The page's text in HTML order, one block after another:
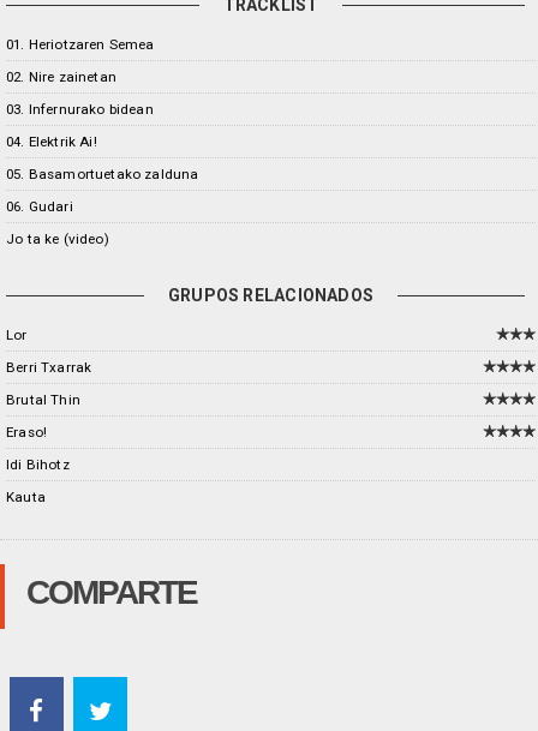
TRACKLIST
01. Heriotzaren Semea
02. Nire zainetan
03. Infernurako bidean
04. Elektrik Ai!
05. Basamortuetako zalduna
06. Gudari
Jo ta ke (video)
GRUPOS RELACIONADOS
Lor
Berri Txarrak
Brutal Thin
Eraso!
Idi Bihotz
Kauta
COMPARTE